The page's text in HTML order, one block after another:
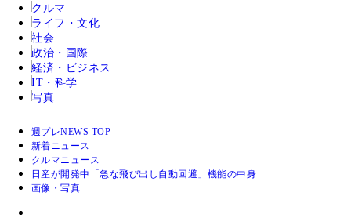
クルマ
ライフ・文化
社会
政治・国際
経済・ビジネス
IT・科学
写真
週プレNEWS TOP
新着ニュース
クルマニュース
日産が開発中「急な飛び出し自動回避」機能の中身
画像・写真